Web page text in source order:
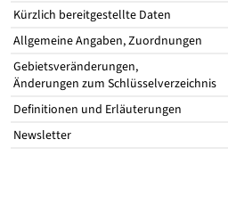
Kürzlich bereitgestellte Daten
Allgemeine Angaben, Zuordnungen
Gebietsveränderungen,
Änderungen zum Schlüsselverzeichnis
Definitionen und Erläuterungen
Newsletter